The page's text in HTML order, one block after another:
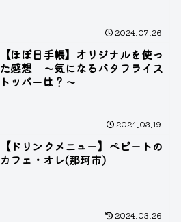
2024.07.26
【ほぼ日手帳】オリジナルを使っ
た感想 ～気になるバタフライス
トッパーは？～
2024.03.19
【ドリンクメニュー】ペピートの
カフェ・オレ(那珂市)
2024.03.26